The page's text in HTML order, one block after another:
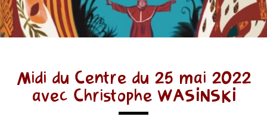
Midi du Centre du 25 mai 2022
avec Christophe WASINSKI